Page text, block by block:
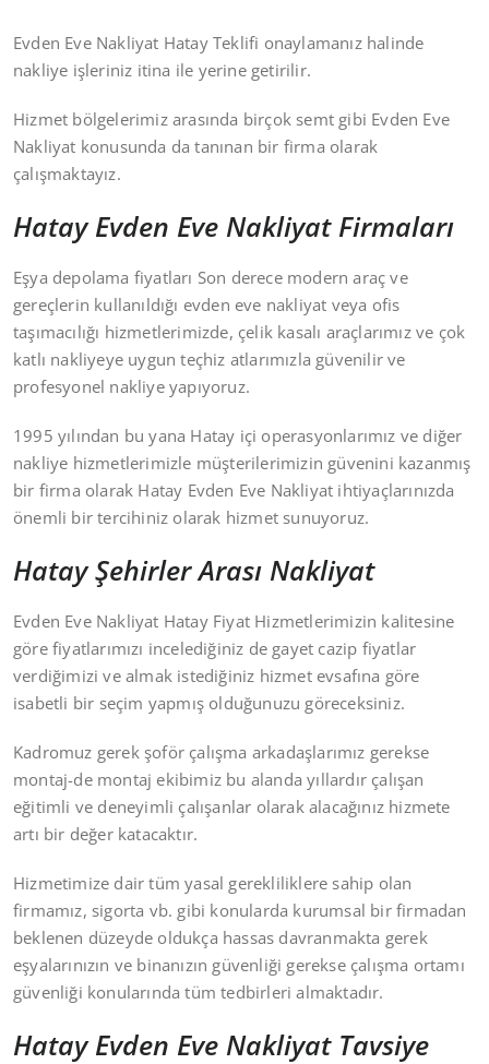
Evden Eve Nakliyat Hatay Teklifi onaylamanız halinde
nakliye işleriniz itina ile yerine getirilir.
Hizmet bölgelerimiz arasında birçok semt gibi Evden Eve
Nakliyat konusunda da tanınan bir firma olarak
çalışmaktayız.
Hatay Evden Eve Nakliyat Firmaları
Eşya depolama fiyatları Son derece modern araç ve
gereçlerin kullanıldığı evden eve nakliyat veya ofis
taşımacılığı hizmetlerimizde, çelik kasalı araçlarımız ve çok
katlı nakliyeye uygun teçhiz atlarımızla güvenilir ve
profesyonel nakliye yapıyoruz.
1995 yılından bu yana Hatay içi operasyonlarımız ve diğer
nakliye hizmetlerimizle müşterilerimizin güvenini kazanmış
bir firma olarak Hatay Evden Eve Nakliyat ihtiyaçlarınızda
önemli bir tercihiniz olarak hizmet sunuyoruz.
Hatay Şehirler Arası Nakliyat
Evden Eve Nakliyat Hatay Fiyat Hizmetlerimizin kalitesine
göre fiyatlarımızı incelediğiniz de gayet cazip fiyatlar
verdiğimizi ve almak istediğiniz hizmet evsafına göre
isabetli bir seçim yapmış olduğunuzu göreceksiniz.
Kadromuz gerek şoför çalışma arkadaşlarımız gerekse
montaj-de montaj ekibimiz bu alanda yıllardır çalışan
eğitimli ve deneyimli çalışanlar olarak alacağınız hizmete
artı bir değer katacaktır.
Hizmetimize dair tüm yasal gerekliliklere sahip olan
firmamız, sigorta vb. gibi konularda kurumsal bir firmadan
beklenen düzeyde oldukça hassas davranmakta gerek
eşyalarınızın ve binanızın güvenliği gerekse çalışma ortamı
güvenliği konularında tüm tedbirleri almaktadır.
Hatay Evden Eve Nakliyat Tavsiye